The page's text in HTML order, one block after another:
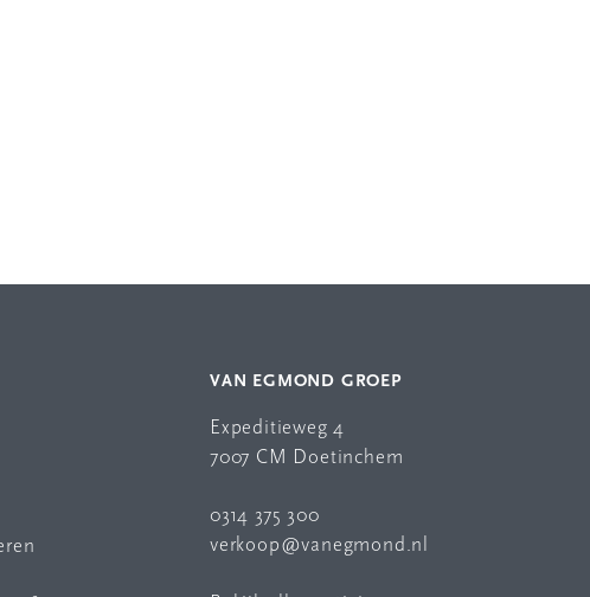
VAN EGMOND GROEP
Expeditieweg 4
7007 CM Doetinchem
0314 375 300
verkoop@vanegmond.nl